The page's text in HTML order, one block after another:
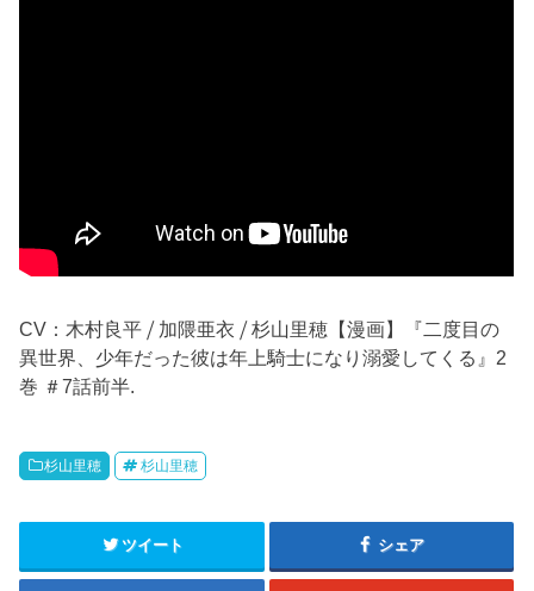
CV：木村良平 ⧸ 加隈亜衣 ⧸ 杉山里穂【漫画】『二度目の
異世界、少年だった彼は年上騎士になり溺愛してくる』2
巻 ＃7話前半.
杉山里穂 杉山里穂
ツイート シェア